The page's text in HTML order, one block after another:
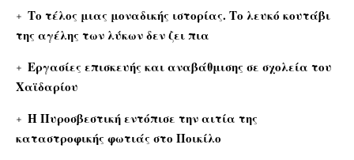
Το τέλος μιας μοναδικής ιστορίας. Το λευκό κουτάβι
της αγέλης των λύκων δεν ζει πια
Εργασίες επισκευής και αναβάθμισης σε σχολεία του
Χαϊδαρίου
Η Πυροσβεστική εντόπισε την αιτία της
καταστροφικής φωτιάς στο Ποικίλο